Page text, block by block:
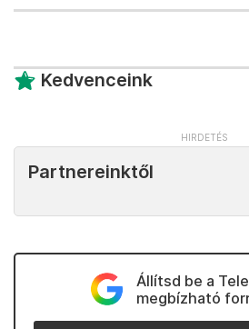
Kedvenceink
Partnereinktől
Állítsd be a
megbízható